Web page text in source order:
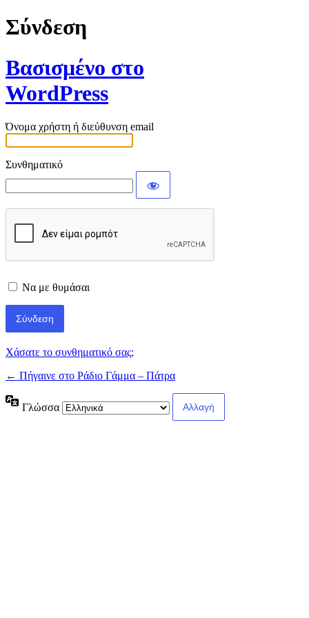
Σύνδεση
Βασισμένο στο
WordPress
Όνομα χρήστη ή διεύθυνση email
Συνθηματικό
Να με θυμάσαι
Χάσατε το συνθηματικό σας;
← Πήγαινε στο Ράδιο Γάμμα – Πάτρα
Γλώσσα